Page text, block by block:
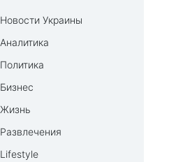
Новости Украины
Аналитика
Политика
Бизнес
Жизнь
Развлечения
Lifestyle